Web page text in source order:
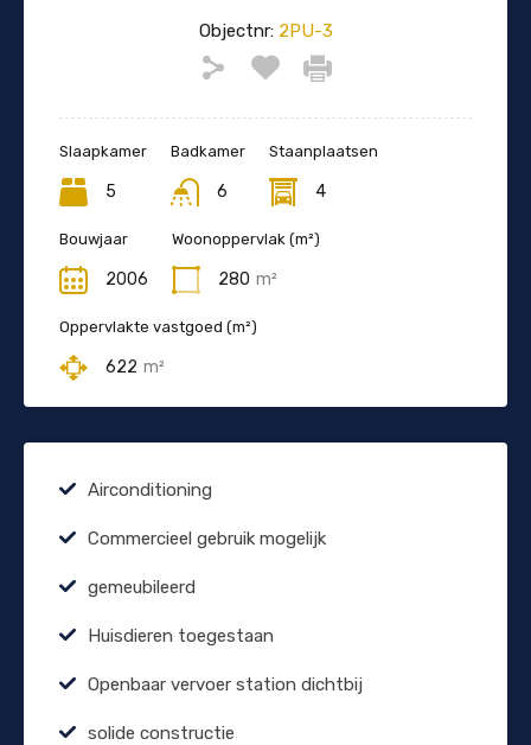
Objectnr:2PU-3
Slaapkamer
5
Badkamer
6
Staanplaatsen
4
Bouwjaar
2006
Woonoppervlak (m²)
280 m²
Oppervlakte vastgoed (m²)
622 m²
Airconditioning
Commercieel gebruik mogelijk
gemeubileerd
Huisdieren toegestaan
Openbaar vervoer station dichtbij
solide constructie